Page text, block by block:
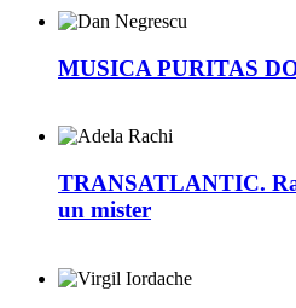
MUSICA PURITAS
TRANSATLANTIC.
un mister